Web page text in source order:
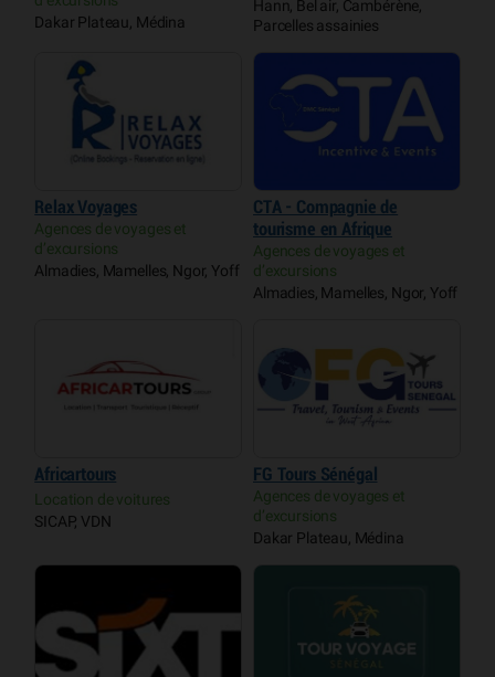
Dakar Plateau, Médina
Hann, Bel air, Cambérène,
Parcelles assainies
Relax Voyages
Agences de voyages et
d’excursions
Almadies, Mamelles, Ngor, Yoff
CTA - Compagnie de
tourisme en Afrique
Agences de voyages et
d’excursions
Almadies, Mamelles, Ngor, Yoff
Africartours
Location de voitures
SICAP, VDN
FG Tours Sénégal
Agences de voyages et
d’excursions
Dakar Plateau, Médina